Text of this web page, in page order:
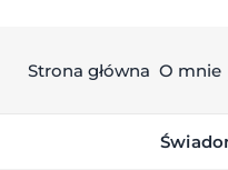
Strona główna O mnie